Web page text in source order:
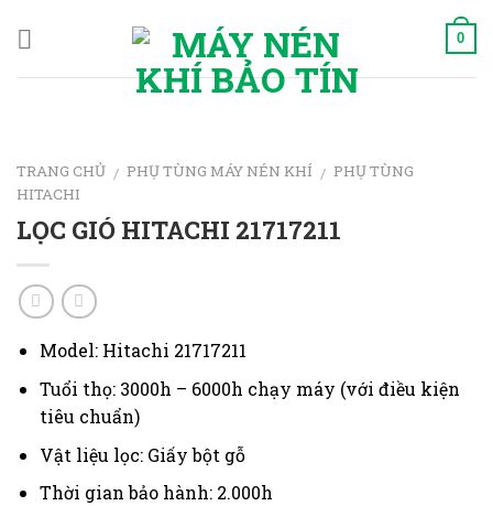
0
TRANG CHỦ / PHỤ TÙNG MÁY NÉN KHÍ / PHỤ TÙNG
HITACHI
LỌC GIÓ HITACHI 21717211
Model: Hitachi 21717211
Tuổi thọ: 3000h – 6000h chạy máy (với điều kiện
tiêu chuẩn)
Vật liệu lọc: Giấy bột gỗ
Thời gian bảo hành: 2.000h